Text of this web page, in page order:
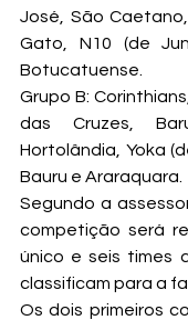
José, São
Gato, N10 (de
Botucatuense.
Grupo B:
das Cruzes,
Hortolândia, Yoka
Bauru e Araraquara.
Segundo a
competição será
único e seis times
classificam para a
Os dois primeiros